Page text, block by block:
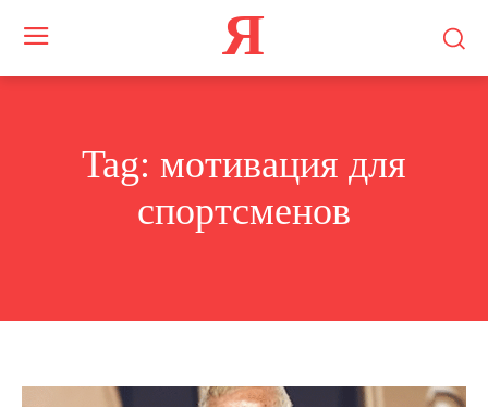
Я
Tag: мотивация для
спортсменов